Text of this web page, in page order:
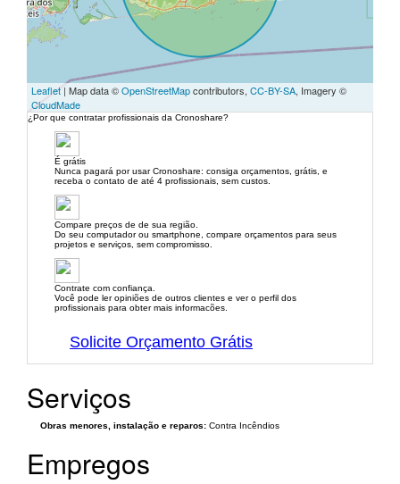
Leaflet | Map data ©OpenStreetMapcontributors, CC-BY-SA, Imagery ©
CloudMade
¿Por que contratar profissionais da Cronoshare?
É grátis
Nunca pagará por usar Cronoshare: consiga orçamentos, grátis, e
receba o contato de até 4 profissionais, sem custos.
Compare preços de de sua região.
Do seu computador ou smartphone, compare orçamentos para seus
projetos e serviços, sem compromisso.
Contrate com confiança.
Você pode ler opiniões de outros clientes e ver o perfil dos
profissionais para obter mais informacões.
Solicite Orçamento Grátis
Serviços
Obras menores, instalação e reparos: Contra Incêndios
Empregos